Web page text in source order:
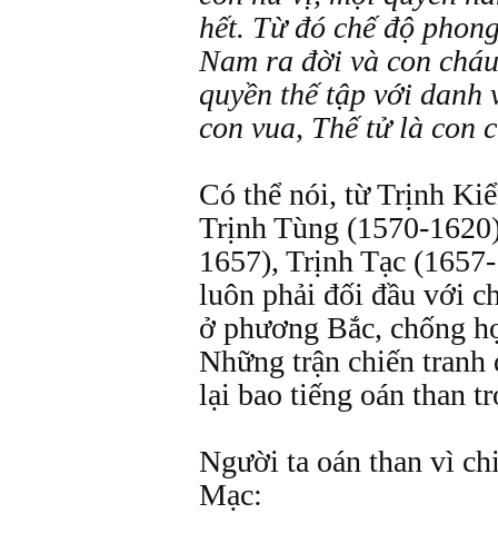
hết. Từ đó chế độ
Nam ra đời và con
quyền thế tập với
con vua, Thế tử là con
Có thể nói, từ Trịnh
Trịnh Tùng (1570-
1657), Trịnh Tạc
luôn phải đối đầu với
ở phương Bắc, chống
Những trận chiến tranh
lại bao tiếng oán than
Người ta oán than vì
Mạc: